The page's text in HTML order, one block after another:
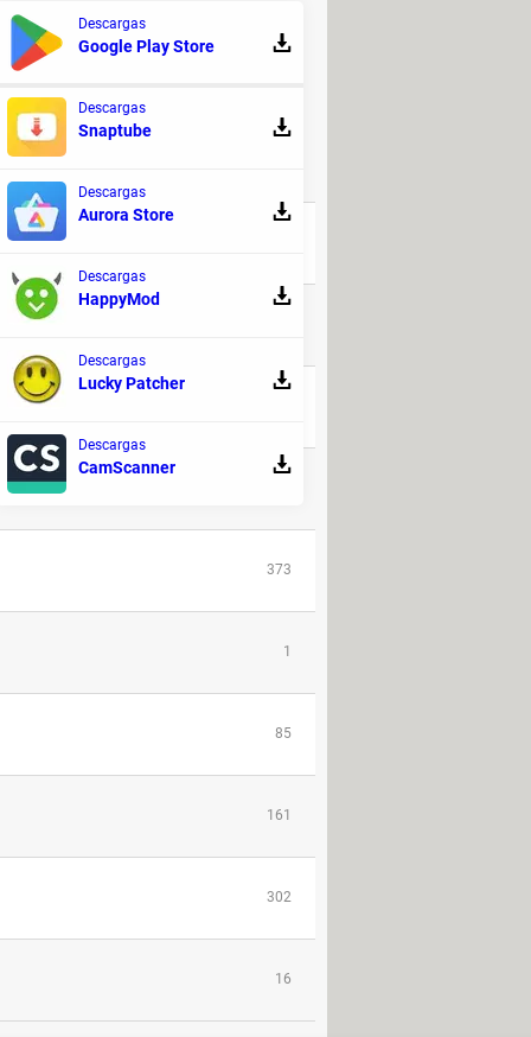
de comprobar tu saldo
373
1
85
161
302
16
Descargas
Google Play Store
Descargas
Snaptube
Descargas
Aurora Store
Descargas
HappyMod
Descargas
Lucky Patcher
Descargas
CamScanner